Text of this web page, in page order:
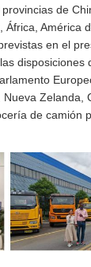
de
África, América
en el
disposiciones
Zelanda,
de camión